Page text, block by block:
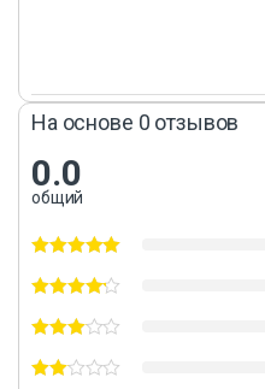
На основе 0 отзывов
0.0
общий